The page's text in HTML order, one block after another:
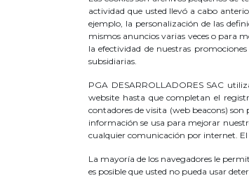
actividad que usted llevó a cabo
ejemplo, la personalización de las
mismos anuncios varias veces o para
la efectividad de nuestras
subsidiarias.
PGA DESARROLLADORES SAC
website hasta que completan el
contadores de visita (web beacons)
información se usa para mejorar
cualquier comunicación por internet. El
La mayoría de los navegadores le
es posible que usted no pueda usar